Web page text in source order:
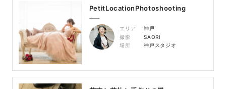
PetitLocationPhotoshooting
エリア
神戸
撮影
SAORI
場所
神戸スタジオ